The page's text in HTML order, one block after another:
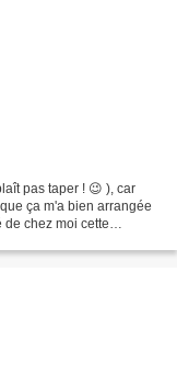
pas taper ! 😉 ), car
ça m'a bien arrangée
chez moi cette